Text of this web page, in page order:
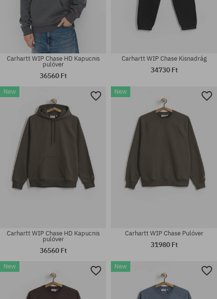
Elérhető méretek:
S; M; L; XL; XXL
Elérhető méretek:
Elérhető méretek:
Carhartt WIP Chase HD Kapucnis
pulóver
36560 Ft
Elérhető méretek:
S; M; L; XL; XXL
Carhartt WIP Chase Kisnadrág
34730 Ft
New
Carhartt WIP Chase HD Kapucnis
pulóver
36560 Ft
New
Carhartt WIP Chase Pulóver
31980 Ft
New New